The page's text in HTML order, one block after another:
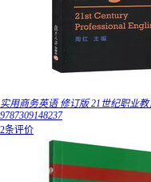
实用商务英语 修订版 21世纪职业
9787309148237
2条评价